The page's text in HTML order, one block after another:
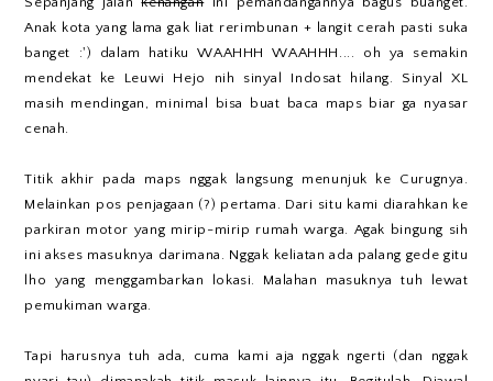
Anak kota yang lama gak liat rerimbunan + langit cerah pasti suka
banget :') dalam hatiku WAAHHH WAAHHH.... oh ya semakin
mendekat ke Leuwi Hejo nih sinyal Indosat hilang. Sinyal XL
masih mendingan, minimal bisa buat baca maps biar ga nyasar
cenah.
Titik akhir pada maps nggak langsung menunjuk ke Curugnya.
Melainkan pos penjagaan (?) pertama. Dari situ kami diarahkan ke
parkiran motor yang mirip-mirip rumah warga. Agak bingung sih
ini akses masuknya darimana. Nggak keliatan ada palang gede gitu
lho yang menggambarkan lokasi. Malahan masuknya tuh lewat
pemukiman warga.
Tapi harusnya tuh ada, cuma kami aja nggak ngerti (dan nggak